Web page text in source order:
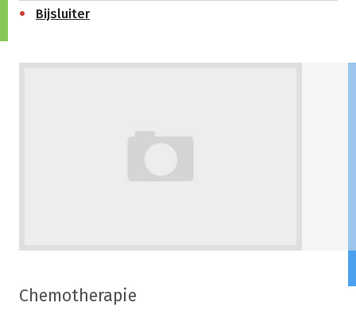
Bijsluiter
Chemotherapie